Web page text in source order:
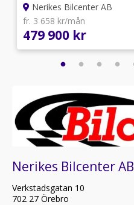
Nerikes Bilcenter AB
fr. 3 658 kr/mån
479 900 kr
Nerikes Bilcenter AB
Verkstadsgatan 10
702 27 Örebro